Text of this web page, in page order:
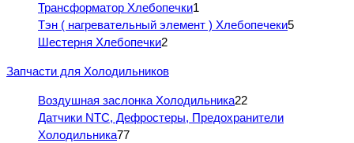
Трансформатор Хлебопечки1
Тэн ( нагревательный элемент ) Хлебопечеки5
Шестерня Хлебопечки2
Запчасти для Холодильников
Воздушная заслонка Холодильника22
Датчики NTC, Дефростеры, Предохранители
Холодильника77